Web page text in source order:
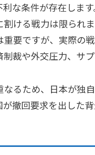
な条件が存在しま
ける戦力は限られ
要ですが、実際の
裁や外交圧力、サ
なるため、日本が独
撤回要求を出した